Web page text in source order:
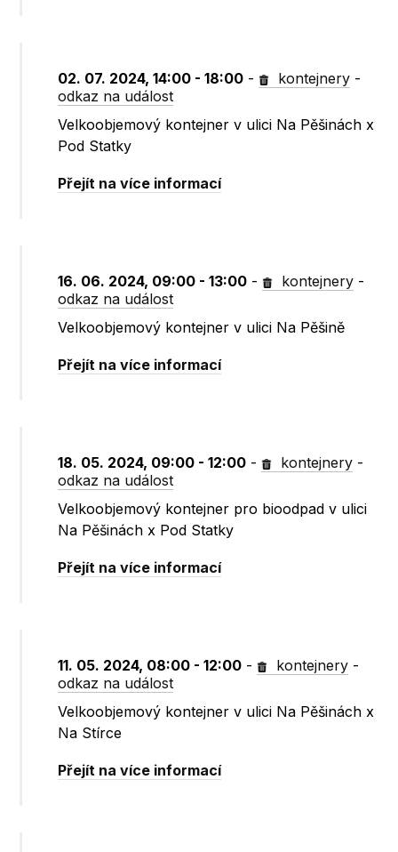
02. 07. 2024, 14:00 - 18:00 - kontejnery -
odkaz na událost
Velkoobjemový kontejner v ulici Na Pěšinách x
Pod Statky
Přejít na více informací
16. 06. 2024, 09:00 - 13:00 - kontejnery -
odkaz na událost
Velkoobjemový kontejner v ulici Na Pěšině
Přejít na více informací
18. 05. 2024, 09:00 - 12:00 - kontejnery -
odkaz na událost
Velkoobjemový kontejner pro bioodpad v ulici
Na Pěšinách x Pod Statky
Přejít na více informací
11. 05. 2024, 08:00 - 12:00 - kontejnery -
odkaz na událost
Velkoobjemový kontejner v ulici Na Pěšinách x
Na Stírce
Přejít na více informací